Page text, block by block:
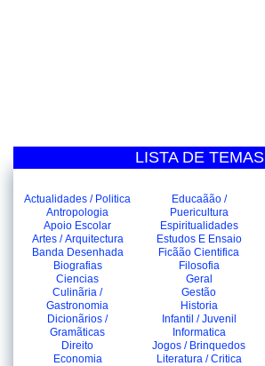
LISTA DE TEMAS
Actualidades / Politica
Antropologia
Apoio Escolar
Artes / Arquitectura
Banda Desenhada
Biografias
Ciencias
Culinãria /
Gastronomia
Dicionãrios /
Gramãticas
Direito
Economia
Educaãão /
Puericultura
Espiritualidades
Estudos E Ensaio
Ficãão Cientifica
Filosofia
Geral
Gestão
Historia
Infantil / Juvenil
Informatica
Jogos / Brinquedos
Literatura / Critica